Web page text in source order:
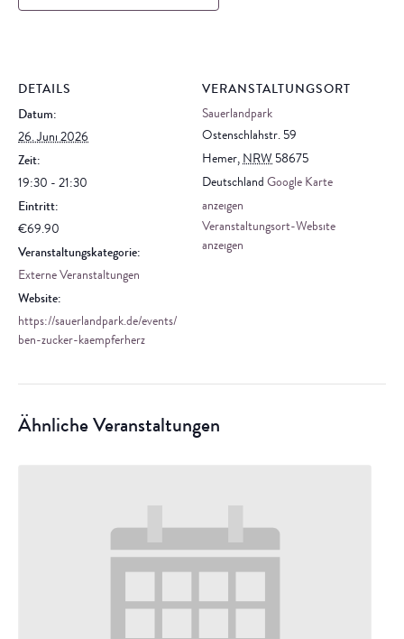
DETAILS
Datum:
26. Juni 2026
Zeit:
19:30 - 21:30
Eintritt:
€69.90
Veranstaltungskategorie:
Externe Veranstaltungen
Website:
https://sauerlandpark.de/events/
ben-zucker-kaempferherz
VERANSTALTUNGSORT
Sauerlandpark
Ostenschlahstr. 59
Hemer, NRW 58675
Deutschland Google Karte
anzeigen
Veranstaltungsort-Website
anzeigen
Ähnliche Veranstaltungen